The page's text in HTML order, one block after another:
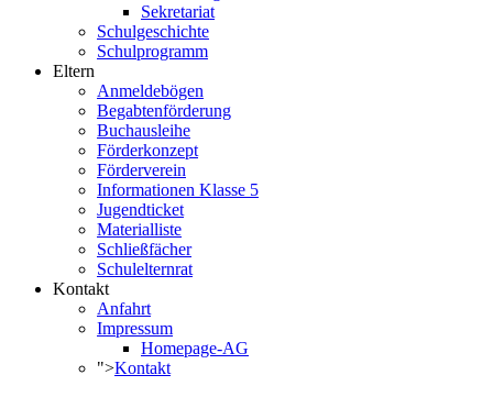
Sekretariat
Schulgeschichte
Schulprogramm
Eltern
Anmeldebögen
Begabtenförderung
Buchausleihe
Förderkonzept
Förderverein
Informationen Klasse 5
Jugendticket
Materialliste
Schließfächer
Schulelternrat
Kontakt
Anfahrt
Impressum
Homepage-AG
">Kontakt